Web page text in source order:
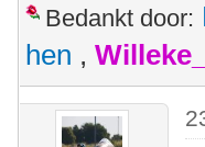
Bedankt door:
hen ,